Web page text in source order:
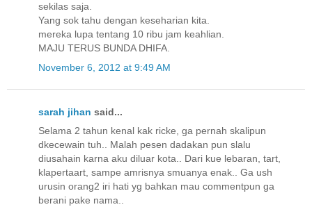
sekilas saja.
Yang sok tahu dengan keseharian kita.
mereka lupa tentang 10 ribu jam keahlian.
MAJU TERUS BUNDA DHIFA.
November 6, 2012 at 9:49 AM
sarah jihan said...
Selama 2 tahun kenal kak ricke, ga pernah skalipun
dkecewain tuh.. Malah pesen dadakan pun slalu
diusahain karna aku diluar kota.. Dari kue lebaran, tart,
klapertaart, sampe amrisnya smuanya enak.. Ga ush
urusin orang2 iri hati yg bahkan mau commentpun ga
berani pake nama..